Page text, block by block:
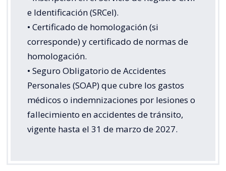
e Identificación (SRCeI).
• Certificado de homologación (si
corresponde) y certificado de normas de
homologación.
• Seguro Obligatorio de Accidentes
Personales (SOAP) que cubre los gastos
médicos o indemnizaciones por lesiones o
fallecimiento en accidentes de tránsito,
vigente hasta el 31 de marzo de 2027.